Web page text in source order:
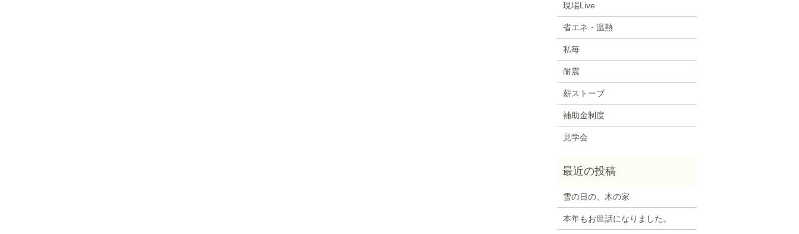
現場Live
省エネ・温熱
私毎
耐震
薪ストーブ
補助金制度
見学会
雪の日の、木の家
本年もお世話になりました。